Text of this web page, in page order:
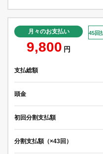
月々のお支払い
9,800 円
45回
支払総額
頭金
初回分割支払額
分割支払額（×43回）